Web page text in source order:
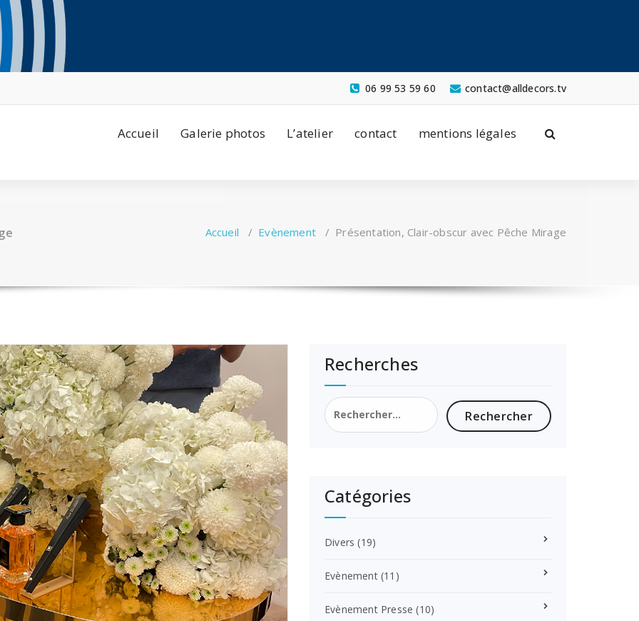
contact@alldecors.tv
06 99 53 59 60
Accueil Galerie photos L’atelier contact mentions légales
Accueil / Evènement/ Présentation, Clair-obscur avec Pêche Mirage
Recherches
Rechercher :
Catégories
Divers (19)
Evènement(11)
Evènement Presse (10)